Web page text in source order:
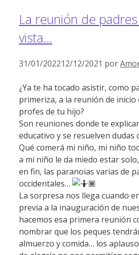
La reunión de
vista…
31/01/202212/12/2021 por
¿Ya te ha tocado asistir, como
primeriza, a la reunión de inicio
profes de tu hijo?
Son reuniones donde te
educativo y se resuelven dudas
Qué comerá mi niño, mi niño
a mi niño le da miedo estar
en fin, las paranoias varias de
occidentales…
La sorpresa nos llega cuando
previa a la inauguración de
hacemos esa primera reunión
nombrar que los peques
almuerzo y comida… los